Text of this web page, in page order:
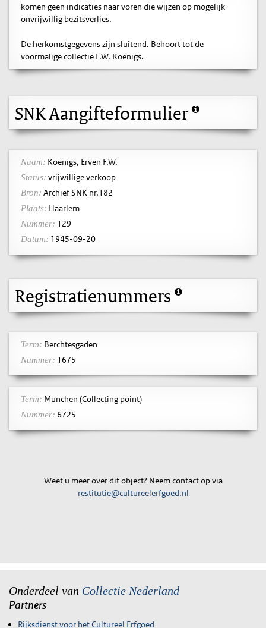
komen geen indicaties naar voren die wijzen op mogelijk
onvrijwillig bezitsverlies.
De herkomstgegevens zijn sluitend. Behoort tot de
voormalige collectie F.W. Koenigs.
SNK Aangifteformulier
Naam: Koenigs, Erven F.W.
Status: vrijwillige verkoop
Bron: Archief SNK nr.182
Plaats: Haarlem
Nummer: 129
Datum: 1945-09-20
Registratienummers
Term: Berchtesgaden
Nummer: 1675
Term: München (Collecting point)
Nummer: 6725
Weet u meer over dit object? Neem contact op via
restitutie@cultureelerfgoed.nl
Onderdeel van Collectie Nederland
Partners
Rijksdienst voor het Cultureel Erfgoed